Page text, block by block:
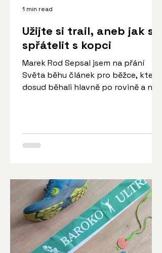
Užijte si trail, aneb jak se
spřátelit s kopci
Marek Rod Sepsal jsem na přání
Světa běhu článek pro běžce, kteří
dosud běhali hlavně po rovině a nyní
1 min read